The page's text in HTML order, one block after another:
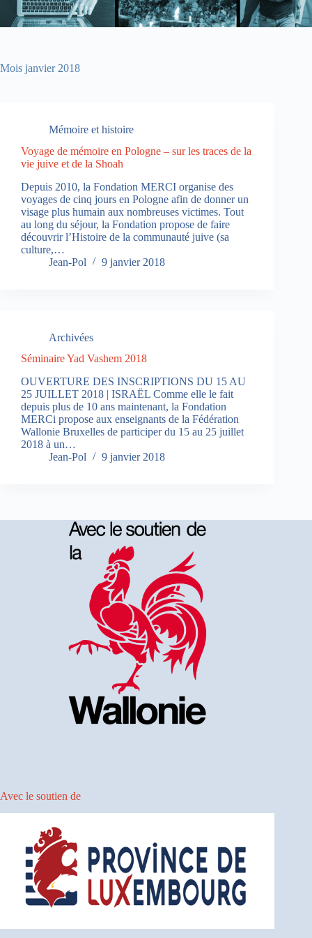
Mois janvier 2018
Mémoire et histoire
Voyage de mémoire en Pologne – sur les traces de la
vie juive et de la Shoah
Depuis 2010, la Fondation MERCI organise des
voyages de cinq jours en Pologne afin de donner un
visage plus humain aux nombreuses victimes. Tout
au long du séjour, la Fondation propose de faire
découvrir l’Histoire de la communauté juive (sa
culture,…
Jean-Pol
9 janvier 2018
Archivées
Séminaire Yad Vashem 2018
OUVERTURE DES INSCRIPTIONS DU 15 AU
25 JUILLET 2018 | ISRAËL Comme elle le fait
depuis plus de 10 ans maintenant, la Fondation
MERCi propose aux enseignants de la Fédération
Wallonie Bruxelles de participer du 15 au 25 juillet
2018 à un…
Jean-Pol
9 janvier 2018
Avec le soutien de